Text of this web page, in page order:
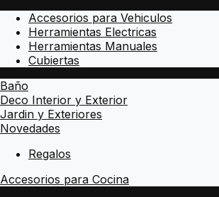
Accesorios para Vehiculos
Herramientas Electricas
Herramientas Manuales
Cubiertas
Baño
Deco Interior y Exterior
Jardin y Exteriores
Novedades
Regalos
Accesorios para Cocina